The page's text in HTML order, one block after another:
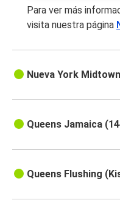
Para ver más
visita nuestra página
Nueva York
Queens Jamaica
Queens Flushing